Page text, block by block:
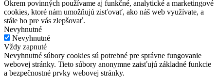
Okrem povinných používame aj funkčné, analytické a marketingové
cookies, ktoré nám umožňujú zisťovať, ako náš web využívate, a
stále ho pre vás zlepšovať.
Nevyhnutné
Nevyhnutné
Vždy zapnuté
Nevyhnutné súbory cookies sú potrebné pre správne fungovanie
webovej stránky. Tieto súbory anonymne zaisťujú základné funkcie
a bezpečnostné prvky webovej stránky.